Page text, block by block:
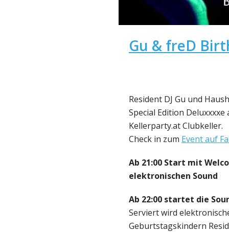
Gu & freD
Resident DJ Gu und
Special Edition Deluxxxxe
Kellerparty.at Clubkeller.
Check in zum Event auf
Ab 21:00 Start mit
elektronischen Sound
Ab 22:00 startet die
Serviert wird
Geburtstagskindern